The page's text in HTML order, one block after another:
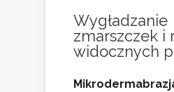
Wygładzanie
zmarszczek i
widocznych